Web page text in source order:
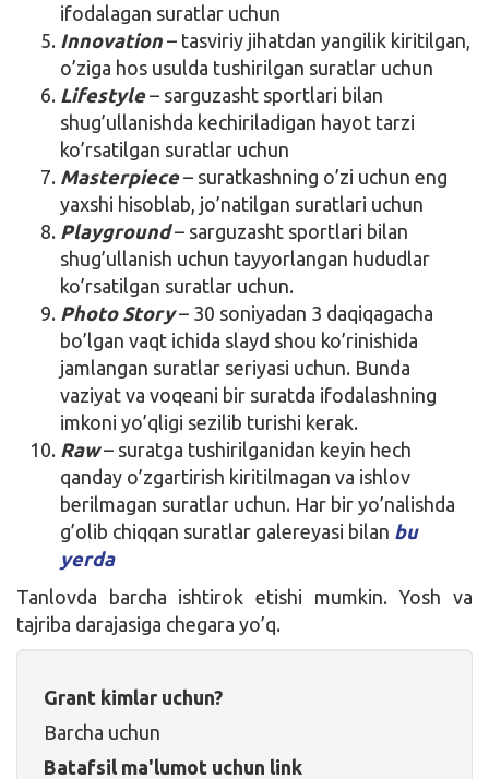
ifodalagan suratlar uchun
Innovation – tasviriy jihatdan yangilik kiritilgan,
o’ziga hos usulda tushirilgan suratlar uchun
Lifestyle– sarguzasht sportlari bilan
shug’ullanishda kechiriladigan hayot tarzi
ko’rsatilgan suratlar uchun
Masterpiece– suratkashning o’zi uchun eng
yaxshi hisoblab, jo’natilgan suratlari uchun
Playground– sarguzasht sportlari bilan
shug’ullanish uchun tayyorlangan hududlar
ko’rsatilgan suratlar uchun.
Photo Story– 30 soniyadan 3 daqiqagacha
bo’lgan vaqt ichida slayd shou ko’rinishida
jamlangan suratlar seriyasi uchun. Bunda
vaziyat va voqeani bir suratda ifodalashning
imkoni yo’qligi sezilib turishi kerak.
Raw– suratga tushirilganidan keyin hech
qanday o’zgartirish kiritilmagan va ishlov
berilmagan suratlar uchun. Har bir yo’nalishda
g’olib chiqqan suratlar galereyasi bilan bu
yerda
Tanlovda barcha ishtirok etishi mumkin. Yosh va
tajriba darajasiga chegara yo’q.
Grant kimlar uchun?
Barcha uchun
Batafsil ma'lumot uchun link